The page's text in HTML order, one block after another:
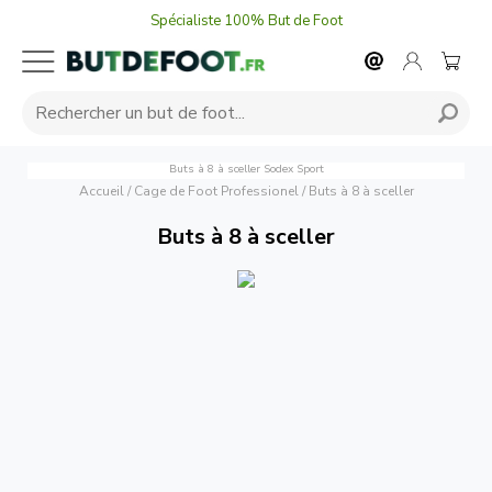
Spécialiste 100% But de Foot
Buts à 8 à sceller Sodex Sport
Accueil/ Cage de Foot Professionel/ Buts à 8 à sceller
Buts à 8 à sceller